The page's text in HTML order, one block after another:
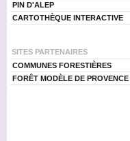
PIN D'ALEP
CARTOTHÈQUE INTERACTIVE
SITES PARTENAIRES
COMMUNES FORESTIÈRES
FORÊT MODÈLE DE PROVENCE